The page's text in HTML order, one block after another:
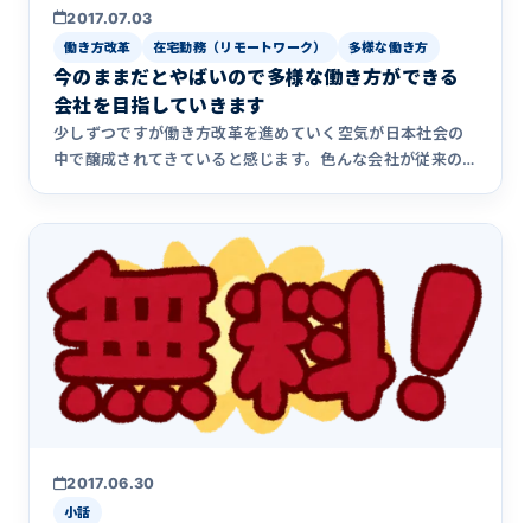
2017.07.03
働き方改革 在宅勤務（リモートワーク） 多様な働き方
今のままだとやばいので多様な働き方ができる
会社を目指していきます
少しずつですが働き方改革を進めていく空気が日本社会の
中で醸成されてきていると感じます。色んな会社が従来の
2017.06.30
小話